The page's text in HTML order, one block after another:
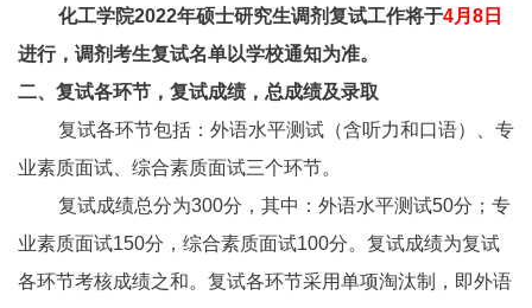
化工学院2022年硕士研究生调剂复试工作将于4月8日
进行，调剂考生复试名单以学校通知为准。
二、复试各环节，复试成绩，总成绩及录取
复试各环节包括：外语水平测试（含听力和口语）、专
业素质面试、综合素质面试三个环节。
复试成绩总分为300分，其中：外语水平测试50分；专
业素质面试150分，综合素质面试100分。复试成绩为复试
各环节考核成绩之和。复试各环节采用单项淘汰制，即外语